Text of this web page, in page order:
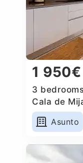
1 950€
3
Cala de
Asunto